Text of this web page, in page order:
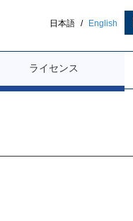
日本語 / English
ライセンス